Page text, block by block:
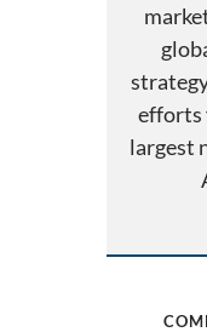
efforts
largest